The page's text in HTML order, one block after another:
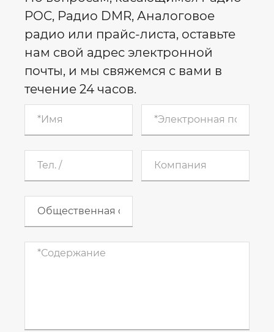
POC, Радио DMR, Аналоговое
радио или прайс-листа, оставьте
нам свой адрес электронной
почты, и мы свяжемся с вами в
течение 24 часов.